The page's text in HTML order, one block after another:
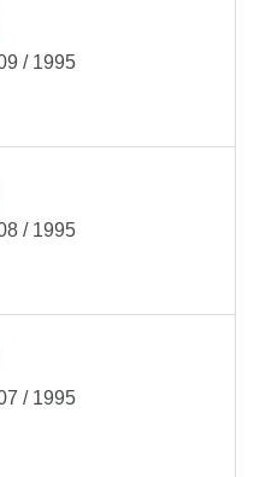
/ 1995
/ 1995
/ 1995